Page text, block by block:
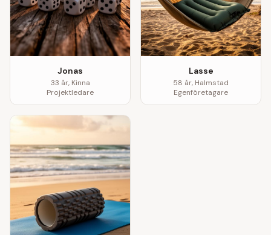
Jonas
33 år, Kinna
Projektledare
Lasse
58 år, Halmstad
Egenföretagare